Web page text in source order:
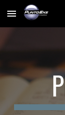
Skip to main